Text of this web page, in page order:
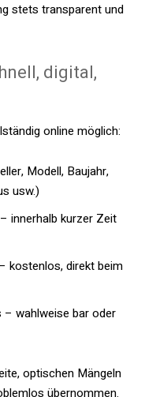
stets transparent und
digital,
online möglich:
Modell, Baujahr,
usw.)
innerhalb kurzer Zeit
kostenlos, direkt beim
– wahlweise bar oder
optischen Mängeln
übernommen.